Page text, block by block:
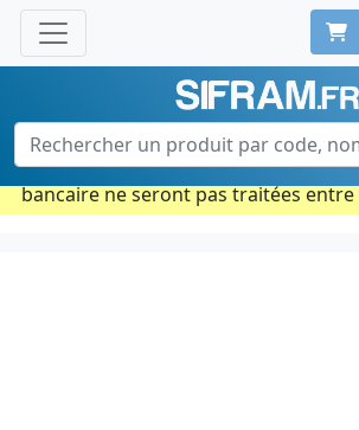
Une question ? Un conseil
Contactez-nous au 02 40 92
Ouvert du lun. au vend. de 08h
Période estivale : Les commandes
bancaire ne seront pas traitées entre